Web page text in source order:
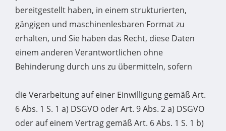
bereitgestellt haben, in einem strukturierten,
gängigen und maschinenlesbaren Format zu
erhalten, und Sie haben das Recht, diese Daten
einem anderen Verantwortlichen ohne
Behinderung durch uns zu übermitteln, sofern
die Verarbeitung auf einer Einwilligung gemäß Art.
6 Abs. 1 S. 1 a) DSGVO oder Art. 9 Abs. 2 a) DSGVO
oder auf einem Vertrag gemäß Art. 6 Abs. 1 S. 1 b)